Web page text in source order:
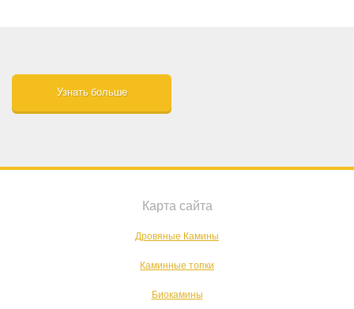
Узнать больше
Карта сайта
Дровяные Камины
Каминные топки
Биокамины